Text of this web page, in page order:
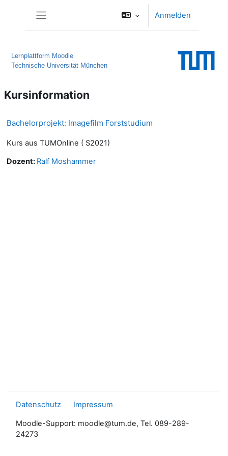
Anmelden
Lernplattform Moodle
Technische Universität München
Kursinformation
Bachelorprojekt: Imagefilm Forststudium
Kurs aus TUMOnline ( S2021)
Dozent: Ralf Moshammer
Datenschutz Impressum
Moodle-Support: moodle@tum.de, Tel. 089-289-
24273